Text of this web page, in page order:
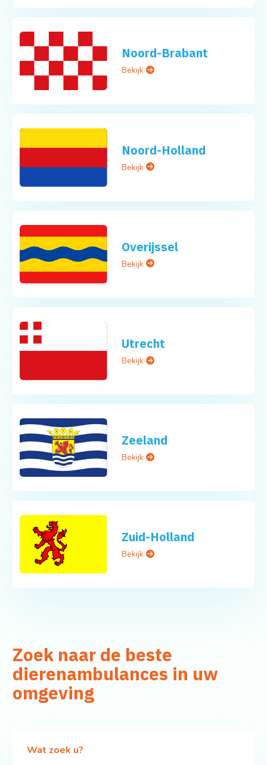
Noord-Brabant
Bekijk
Noord-Holland
Bekijk
Overijssel
Bekijk
Utrecht
Bekijk
Zeeland
Bekijk
Zuid-Holland
Bekijk
Zoek naar de beste
dierenambulances in uw
omgeving
Wat zoek u?